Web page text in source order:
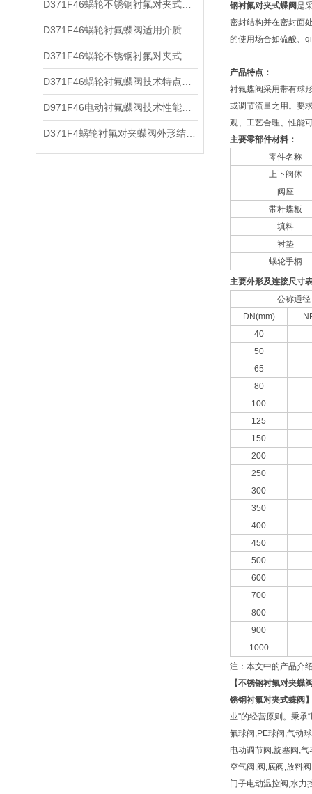
钢衬氟对夹式蝶阀是
密封结构并在密封面
的使用场合如硫酸、
产品特点：
衬氟蝶阀采用带有球
或调节流量之用。要
观、工艺合理、性能
主要零部件材料：
零件名称
上下阀体
阀座
带杆蝶板
填料
衬垫
蜗轮手柄
主要外形及连接尺寸
公称通径
DN(mm)
40
50
65
80
100
125
150
200
250
300
350
400
450
500
600
700
800
900
1000
注：本文中的产品介
【不锈钢衬氟对夹蝶
锈钢衬氟对夹式蝶阀
业"的经营原则。秉承
氟球阀,PE球阀,气动
电动调节阀,旋塞阀,
空气阀,阀,底阀,放料
门子电动温控阀,水力